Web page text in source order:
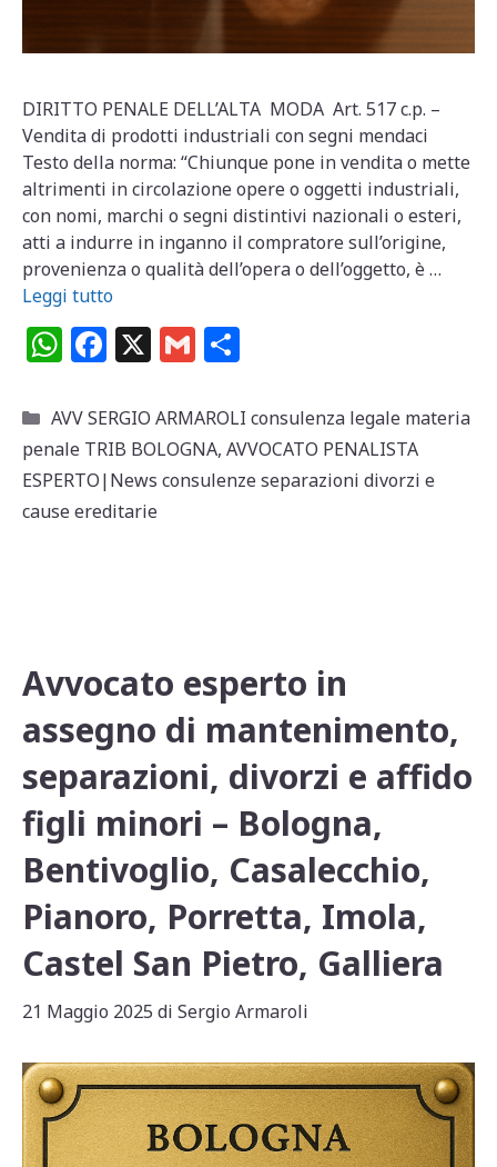
DIRITTO PENALE DELL’ALTA MODA Art. 517 c.p. –
Vendita di prodotti industriali con segni mendaci
Testo della norma: “Chiunque pone in vendita o mette
altrimenti in circolazione opere o oggetti industriali,
con nomi, marchi o segni distintivi nazionali o esteri,
atti a indurre in inganno il compratore sull’origine,
provenienza o qualità dell’opera o dell’oggetto, è …
Leggi tutto
W
at
s
A
p
F
c
e
b
o
X G
ai
l
n
di
vi
Categorie
AVV SERGIO ARMAROLI consulenza legale materia
penale TRIB BOLOGNA, AVVOCATO PENALISTA
ESPERTO|News consulenze separazioni divorzi e
cause ereditarie
Avvocato esperto in
assegno di mantenimento,
separazioni, divorzi e affido
figli minori – Bologna,
Bentivoglio, Casalecchio,
Pianoro, Porretta, Imola,
Castel San Pietro, Galliera
21 Maggio 2025 di Sergio Armaroli